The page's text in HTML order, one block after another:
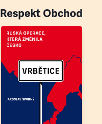
Respekt Obchod